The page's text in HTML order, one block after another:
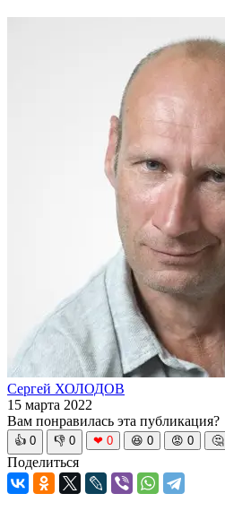
Сергей ХОЛОДОВ
15 марта 2022
Вам понравилась эта публикация?
👍 0 👎 0 ❤ 0 😆 0 😡 0 🤔
Поделиться